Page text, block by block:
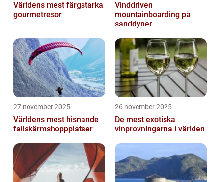
Världens mest färgstarka
gourmetresor
Vinddriven
mountainboarding på
sanddyner
27 november 2025
Världens mest hisnande
fallskärmshoppplatser
26 november 2025
De mest exotiska
vinprovningarna i världen